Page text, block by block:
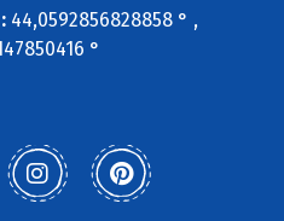
44,0592856828858 ° ,
°